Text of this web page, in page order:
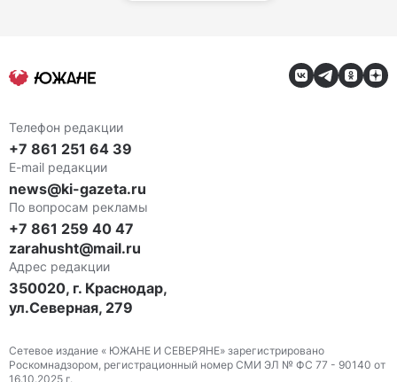
Телефон редакции
+7 861 251 64 39
E-mail редакции
news@ki-gazeta.ru
По вопросам рекламы
+7 861 259 40 47
zarahusht@mail.ru
Адрес редакции
350020, г. Краснодар,
ул.Северная, 279
Сетевое издание « ЮЖАНЕ И СЕВЕРЯНЕ» зарегистрировано
Роскомнадзором, регистрационный номер СМИ ЭЛ № ФС 77 - 90140 от
16.10.2025 г.